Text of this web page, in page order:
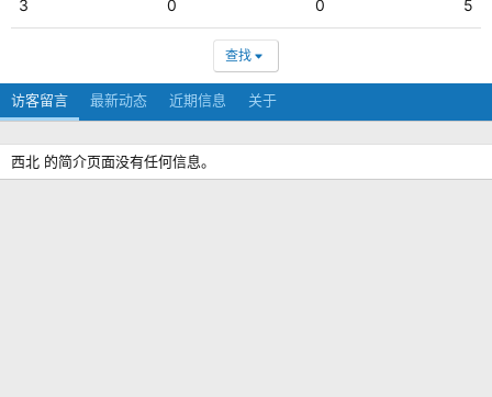
3 0 0 5
查找
访客留言 最新动态 近期信息 关于
西北 的简介页面没有任何信息。